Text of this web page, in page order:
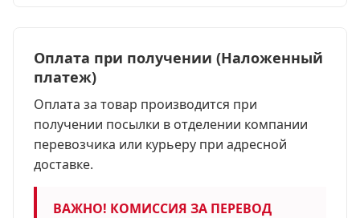
Оплата при получении (Наложенный
платеж)
Оплата за товар производится при
получении посылки в отделении компании
перевозчика или курьеру при адресной
доставке.
ВАЖНО! КОМИССИЯ ЗА ПЕРЕВОД